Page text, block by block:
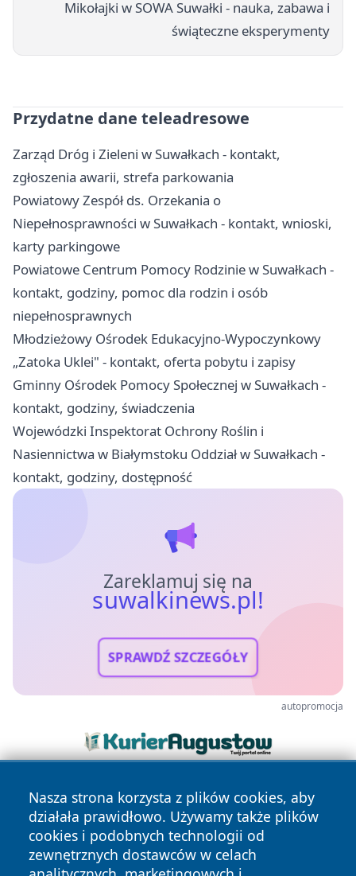
Mikołajki w SOWA Suwałki - nauka, zabawa i
świąteczne eksperymenty
Przydatne dane teleadresowe
Zarząd Dróg i Zieleni w Suwałkach - kontakt,
zgłoszenia awarii, strefa parkowania
Powiatowy Zespół ds. Orzekania o
Niepełnosprawności w Suwałkach - kontakt, wnioski,
karty parkingowe
Powiatowe Centrum Pomocy Rodzinie w Suwałkach -
kontakt, godziny, pomoc dla rodzin i osób
niepełnosprawnych
Młodzieżowy Ośrodek Edukacyjno-Wypoczynkowy
„Zatoka Uklei" - kontakt, oferta pobytu i zapisy
Gminny Ośrodek Pomocy Społecznej w Suwałkach -
kontakt, godziny, świadczenia
Wojewódzki Inspektorat Ochrony Roślin i
Nasiennictwa w Białymstoku Oddział w Suwałkach -
kontakt, godziny, dostępność
Zareklamuj się na
suwalkinews.pl!
SPRAWDŹ SZCZEGÓŁY
autopromocja
Nasza strona korzysta z plików cookies, aby
działała prawidłowo. Używamy także plików
cookies i podobnych technologii od
zewnętrznych dostawców w celach